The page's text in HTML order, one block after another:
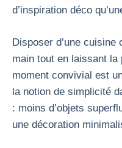
d’inspiration déco
Disposer d’une
main tout en laissant la
moment convivial est
la notion de simplicité
: moins d’objets
une décoration